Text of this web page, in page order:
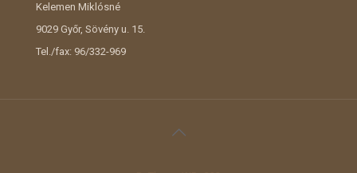
Kelemen Miklósné
9029 Győr, Sövény u. 15.
Tel./fax: 96/332-969